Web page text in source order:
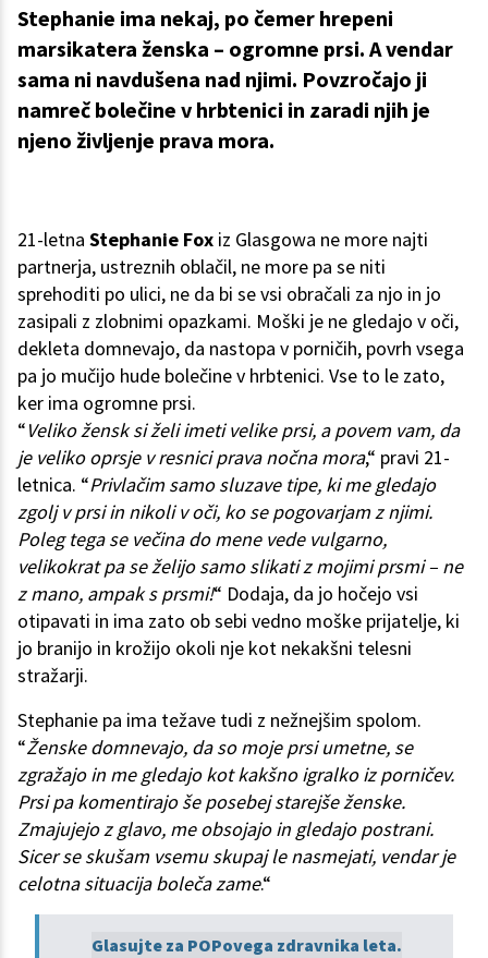
Stephanie ima nekaj, po čemer hrepeni
marsikatera ženska – ogromne prsi. A vendar
sama ni navdušena nad njimi. Povzročajo ji
namreč bolečine v hrbtenici in zaradi njih je
njeno življenje prava mora.
21-letna Stephanie Fox iz Glasgowa ne more najti
partnerja, ustreznih oblačil, ne more pa se niti
sprehoditi po ulici, ne da bi se vsi obračali za njo in jo
zasipali z zlobnimi opazkami. Moški je ne gledajo v oči,
dekleta domnevajo, da nastopa v porničih, povrh vsega
pa jo mučijo hude bolečine v hrbtenici. Vse to le zato,
ker ima ogromne prsi.
“Veliko žensk si želi imeti velike prsi, a povem vam, da
je veliko oprsje v resnici prava nočna mora,“ pravi 21-
letnica. “Privlačim samo sluzave tipe, ki me gledajo
zgolj v prsi in nikoli v oči, ko se pogovarjam z njimi.
Poleg tega se večina do mene vede vulgarno,
velikokrat pa se želijo samo slikati z mojimi prsmi – ne
z mano, ampak s prsmi!“ Dodaja, da jo hočejo vsi
otipavati in ima zato ob sebi vedno moške prijatelje, ki
jo branijo in krožijo okoli nje kot nekakšni telesni
stražarji.
Stephanie pa ima težave tudi z nežnejšim spolom.
“Ženske domnevajo, da so moje prsi umetne, se
zgražajo in me gledajo kot kakšno igralko iz porničev.
Prsi pa komentirajo še posebej starejše ženske.
Zmajujejo z glavo, me obsojajo in gledajo postrani.
Sicer se skušam vsemu skupaj le nasmejati, vendar je
celotna situacija boleča zame.“
Glasujte za POPovega zdravnika leta.